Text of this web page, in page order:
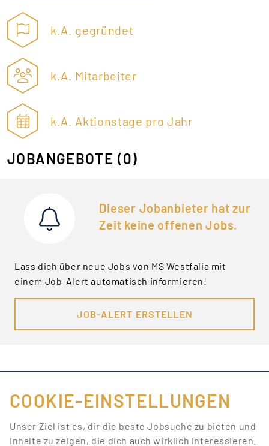
k.A. gegründet
k.A. Mitarbeiter
k.A. Aktionstage pro Jahr
JOBANGEBOTE (0)
Dieser Jobanbieter hat zur
Zeit keine offenen Jobs.
Lass dich über neue Jobs von MS Westfalia mit
einem Job-Alert automatisch informieren!
JOB-ALERT ERSTELLEN
FÜR JOBANBIETER
LINKS
COOKIE-EINSTELLUNGEN
Unser Ziel ist es, dir die beste Jobsuche zu bieten und
Inhalte zu zeigen, die dich auch wirklich interessieren.